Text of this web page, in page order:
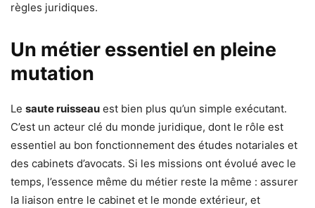
règles juridiques.
Un métier essentiel en pleine
mutation
Le saute ruisseau est bien plus qu’un simple exécutant.
C’est un acteur clé du monde juridique, dont le rôle est
essentiel au bon fonctionnement des études notariales et
des cabinets d’avocats. Si les missions ont évolué avec le
temps, l’essence même du métier reste la même : assurer
la liaison entre le cabinet et le monde extérieur, et